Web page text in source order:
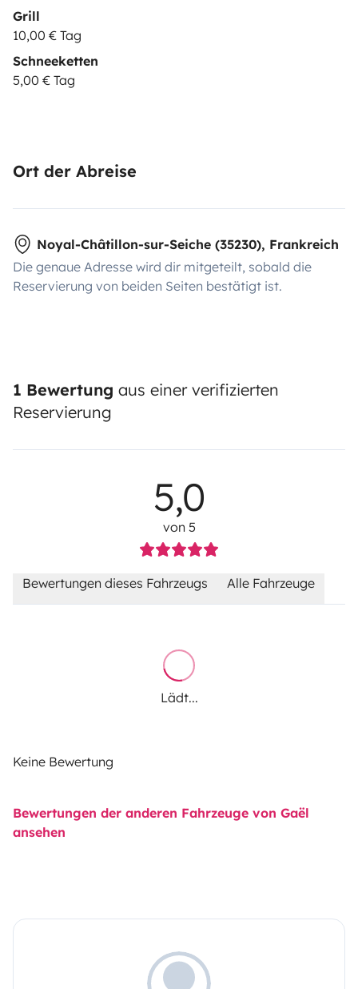
Grill
10,00 € Tag
Schneeketten
5,00 € Tag
Ort der Abreise
Noyal-Châtillon-sur-Seiche (35230), Frankreich
Die genaue Adresse wird dir mitgeteilt, sobald die
Reservierung von beiden Seiten bestätigt ist.
1 Bewertung aus einer verifizierten
Reservierung
5,0
von 5
Bewertungen dieses Fahrzeugs Alle Fahrzeuge
Lädt...
Keine Bewertung
Bewertungen der anderen Fahrzeuge von Gaël
ansehen